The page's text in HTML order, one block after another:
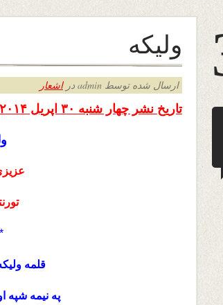
ولیکه
ارسال شده توسط admin در اشعار
تاریخ نشر چهار شنبه ۳۰ اپریل ۲۰۱۴ هالند
قلمه
په نیمه شپه